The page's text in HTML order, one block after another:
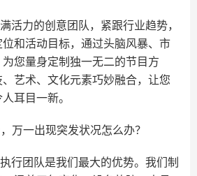
活力的创意团队，紧跟行业趋势，
和活动目标，通过头脑风暴、市
您量身定制独一无二的节目方
艺术、文化元素巧妙融合，让您
耳目一新。
万一出现突发状况怎么办？
行团队是我们最大的优势。我们制